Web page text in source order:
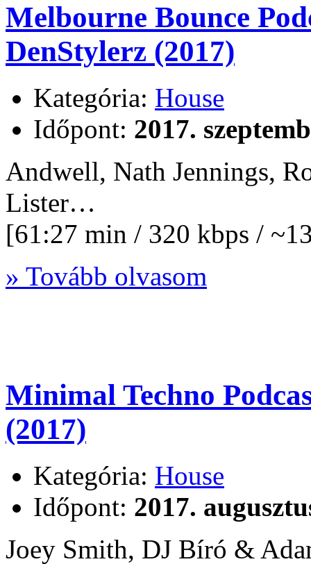
Melbourne Bounce
DenStylerz (2017)
Kategória: House
Időpont: 2017.
Andwell, Nath Jennings,
Lister…
[61:27 min / 320 kbps /
» Tovább olvasom
Minimal Techno
(2017)
Kategória: House
Időpont: 2017.
Joey Smith, DJ Bíró &